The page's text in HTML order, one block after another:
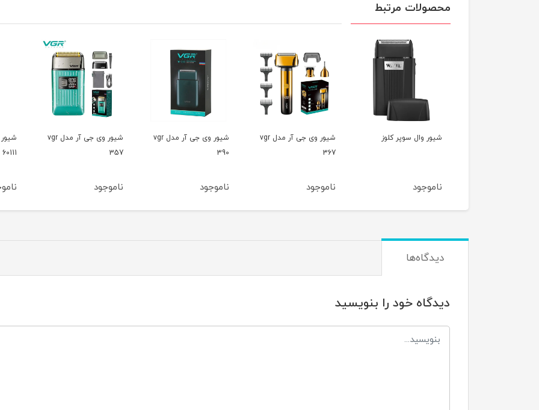
محصولات مرتبط
ناموجود
شیور وی جی آر مدل vgr
390
ناموجود
شیور وی جی آر مدل vgr
357
ناموجود
شیور دی اس پی مدل
60111
ناموجود
g66
دیدگاه‌ها
دیدگاه خود را بنویسید